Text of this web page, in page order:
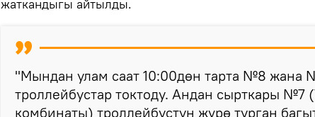
жаткандыгы айтылды.
"Мындан улам саат 10:00дөн тарта №8 жана
троллейбустар токтоду. Андан сырткары №7
комбинаты) троллейбустун жүрө турган